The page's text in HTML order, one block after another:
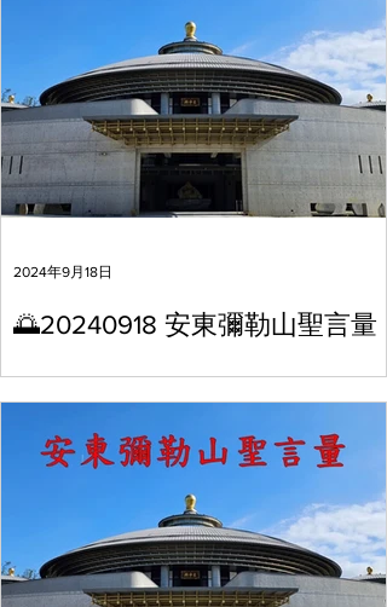
🌅20240918 安東彌勒山聖言量
2024年9月18日